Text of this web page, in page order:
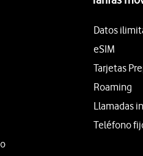
Datos
eSIM
Tarjetas
Roaming
Llamadas
Teléfono